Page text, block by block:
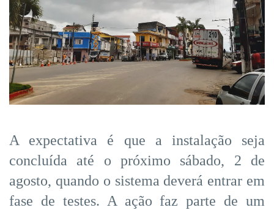
A expectativa é que a instalação seja
concluída até o próximo sábado, 2 de
agosto, quando o sistema deverá entrar em
fase de testes. A ação faz parte de um